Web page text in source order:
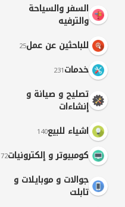
السفر والسياحة
والترفيه
للباحثين عن عمل25
خدمات231
تصليح و صيانة و
إنشاءات
اشياء للبيع140
كومبيوتر و إلكترونيات72
جوالات و موبايلات و
تابلت